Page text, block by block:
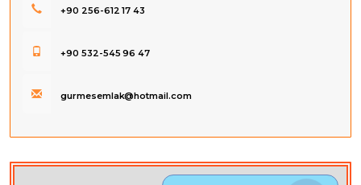
+90 256-612 17 43
+90 532-545 96 47
gurmesemlak@hotmail.com